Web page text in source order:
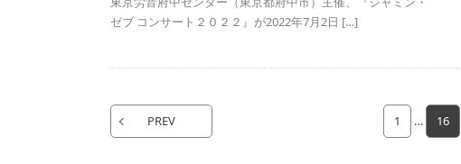
ゼブ コンサート２０２２』が2022年7月2日 […]
PREV 1 … 16